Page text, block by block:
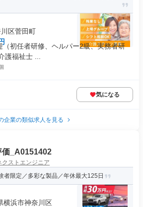
区菅田町
初任者研修、ヘルパー2級、実務者研
護福祉士 ...
気になる
企業の類似求人を見る
価_A0151402
ストエンジニア
者限定／多彩な製品／年休最大125日
横浜市神奈川区